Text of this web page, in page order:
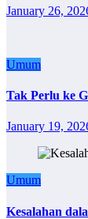
January 26,
Umum
Tak Perlu ke
January 19,
Umum
Kesalahan